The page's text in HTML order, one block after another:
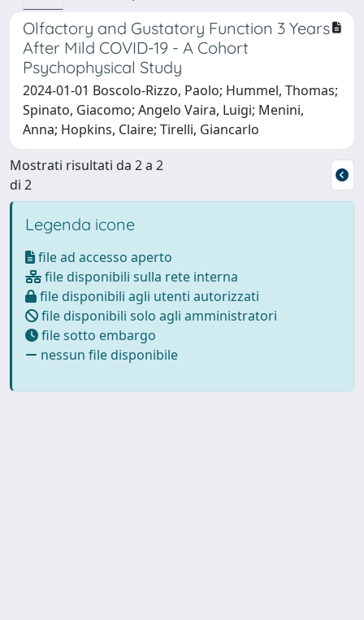
Olfactory and Gustatory Function 3 Years
After Mild COVID-19 - A Cohort
Psychophysical Study
2024-01-01 Boscolo-Rizzo, Paolo; Hummel, Thomas;
Spinato, Giacomo; Angelo Vaira, Luigi; Menini,
Anna; Hopkins, Claire; Tirelli, Giancarlo
Mostrati risultati da 2 a 2
di 2
Legenda icone
file ad accesso aperto
file disponibili sulla rete interna
file disponibili agli utenti autorizzati
file disponibili solo agli amministratori
file sotto embargo
nessun file disponibile